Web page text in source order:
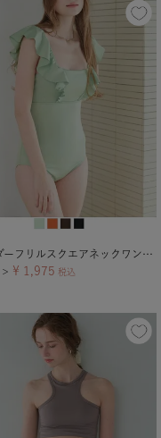
ショルダーフリルスクエアネックワンピース/水着
＞ ¥ 1,975 税込